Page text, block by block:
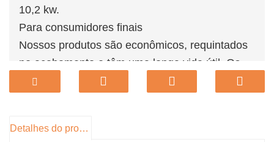
10,2 kw.
Para consumidores finais
Nossos produtos são econômicos, requintados
no acabamento e têm uma longa vida útil. Os
modelos de produtos variam de 0,8 toneladas a
necessidades e oferecer suporte à
Detalhes do produto